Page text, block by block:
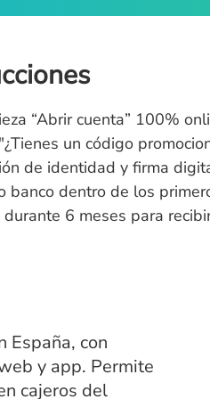
“Abrir cuenta” 100%
un código
de identidad y firma
dentro de los
6 meses para
España, con
y app. Permite
cajeros del